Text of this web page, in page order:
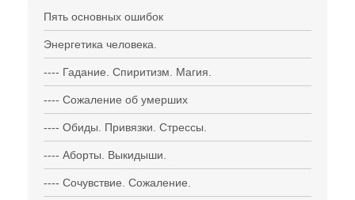
Пять основных ошибок
Энергетика человека.
---- Гадание. Спиритизм. Магия.
---- Сожаление об умерших
---- Обиды. Привязки. Стрессы.
---- Аборты. Выкидыши.
---- Сочувствие. Сожаление.